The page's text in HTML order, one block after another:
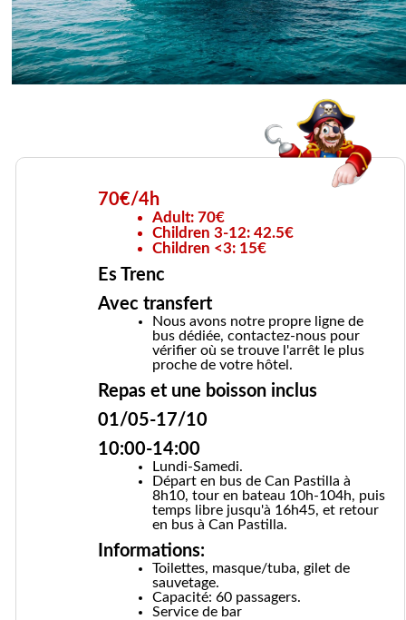
70€/4h
Adult: 70€
Children 3-12: 42.5€
Children <3: 15€
Es Trenc
Avec transfert
Nous avons notre propre ligne de
bus dédiée, contactez-nous pour
vérifier où se trouve l'arrêt le plus
proche de votre hôtel.
Repas et une boisson inclus
01/05-17/10
10:00-14:00
Lundi-Samedi.
Départ en bus de Can Pastilla à
8h10, tour en bateau 10h-104h, puis
temps libre jusqu'à 16h45, et retour
en bus à Can Pastilla.
Informations:
Toilettes, masque/tuba, gilet de
sauvetage.
Capacité: 60 passagers.
Service de bar